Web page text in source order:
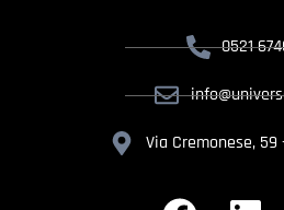
0521
Via Cremonese, 59